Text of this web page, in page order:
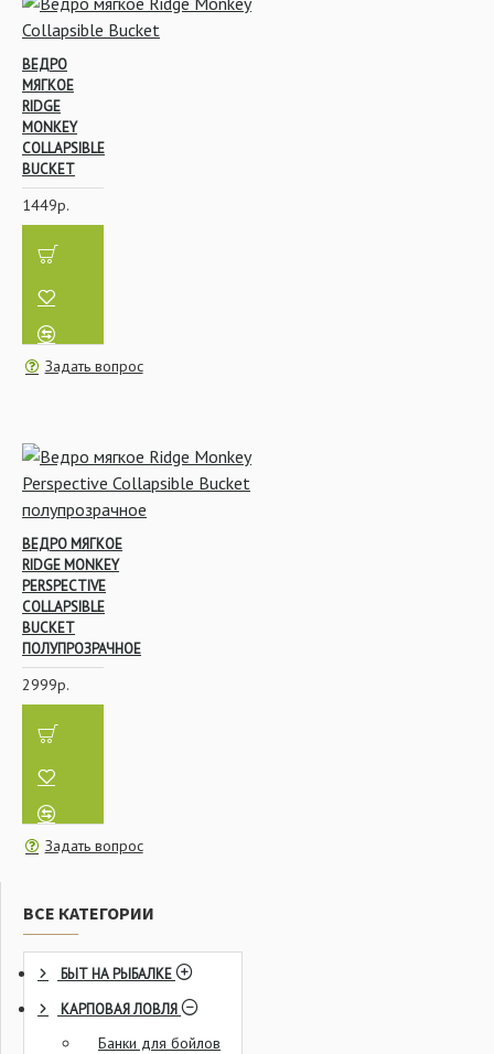
ВЕДРО
МЯГКОЕ
RIDGE
MONKEY
COLLAPSIBLE
BUCKET
1449р.
Задать вопрос
ВЕДРО МЯГКОЕ
RIDGE MONKEY
PERSPECTIVE
COLLAPSIBLE
BUCKET
ПОЛУПРОЗРАЧНОЕ
2999р.
Задать вопрос
ВСЕ КАТЕГОРИИ
БЫТ НА РЫБАЛКЕ
КАРПОВАЯ ЛОВЛЯ
Банки для бойлов